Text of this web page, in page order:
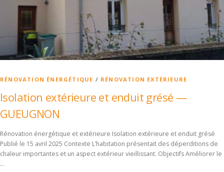
RÉNOVATION ÉNERGÉTIQUE / RÉNOVATION EXTÉRIEURE
Isolation extérieure et enduit grésé —
GUEUGNON
Rénovation énergétique et extérieure Isolation extérieure et enduit grésé
Publié le 15 avril 2025 Contexte L’habitation présentait des déperditions de
chaleur importantes et un aspect extérieur vieillissant. Objectifs Améliorer le
…